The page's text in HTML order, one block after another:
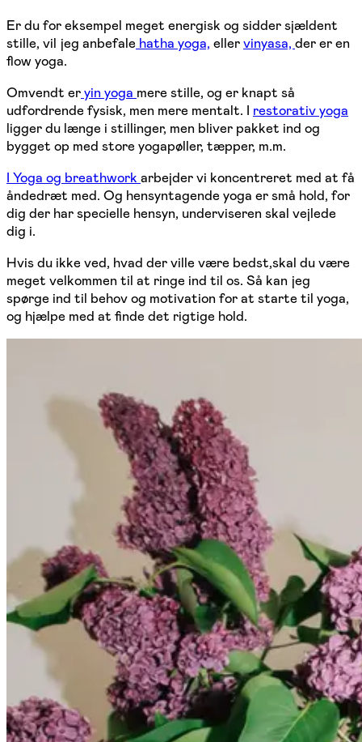
Er du for eksempel meget energisk og sidder sjældent
stille, vil jeg anbefale hatha yoga, ellervinyasa, der er en
flow yoga.
Omvendt eryin yoga mere stille, og er knapt så
udfordrende fysisk, men mere mentalt. I restorativ yoga
ligger du længe i stillinger, men bliver pakket ind og
bygget op med store yogapøller, tæpper, m.m.
I Yoga og breathwork arbejder vi koncentreret med at få
åndedræt med. Og hensyntagende yoga er små hold, for
dig der har specielle hensyn, underviseren skal vejlede
dig i.
Hvis du ikke ved, hvad der ville være bedst,skal du være
meget velkommen til at ringe ind til os. Så kan jeg
spørge ind til behov og motivation for at starte til yoga,
og hjælpe med at finde det rigtige hold.